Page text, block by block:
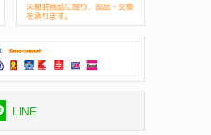
LINE